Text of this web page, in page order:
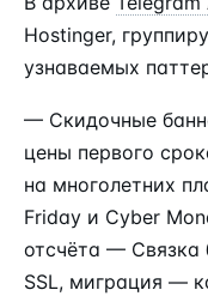
Hostinger,
узнаваемых
— Скидочные
цены первого
на многолетних
Friday и Cyber
отсчёта — Связка
SSL, миграция —